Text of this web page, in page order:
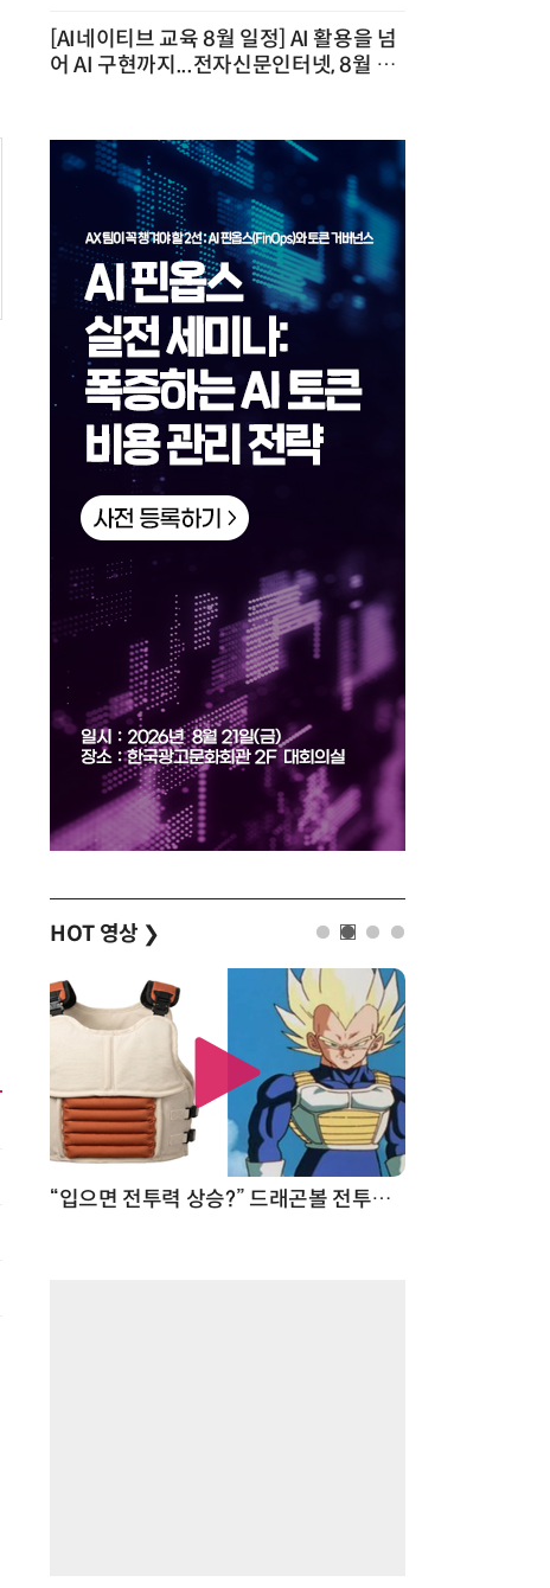
[AI네이티브 교육 8월 일정] AI 활용을 넘
어 AI 구현까지...전자신문인터넷, 8월 실
HOT 영상 ❯
“입으면 전투력 상승?” 드래곤볼 전투복 닮은 중량조끼